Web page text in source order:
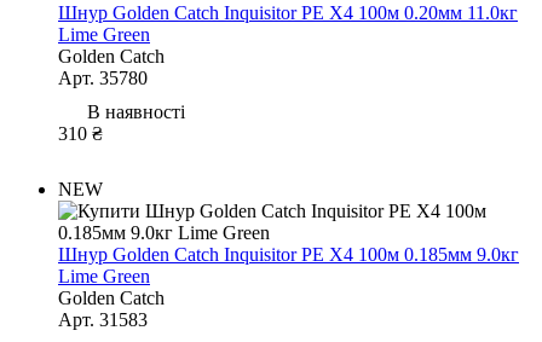
Шнур Golden Catch Inquisitor PE X4 100м 0.20мм 11.0кг
Lime Green
Golden Catch
Арт. 35780
В наявності
310 ₴
NEW
Шнур Golden Catch Inquisitor PE X4 100м 0.185мм 9.0кг
Lime Green
Golden Catch
Арт. 31583